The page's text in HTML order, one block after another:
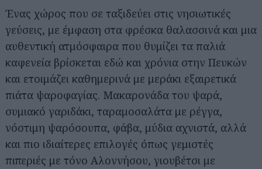
Ένας χώρος που σε ταξιδεύει στις νησιωτικές
γεύσεις, με έμφαση στα φρέσκα θαλασσινά και μια
αυθεντική ατμόσφαιρα που θυμίζει τα παλιά
καφενεία βρίσκεται εδώ και χρόνια στην Πευκών
και ετοιμάζει καθημερινά με μεράκι εξαιρετικά
πιάτα ψαροφαγίας. Μακαρονάδα του ψαρά,
συμιακό γαριδάκι, ταραμοσαλάτα με ρέγγα,
νόστιμη ψαρόσουπα, φάβα, μύδια αχνιστά, αλλά
και πιο ιδιαίτερες επιλογές όπως γεμιστές
πιπεριές με τόνο Αλοννήσου, γιουβέτσι με